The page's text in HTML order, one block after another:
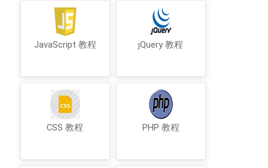
JavaScript 教程 jQuery 教程
CSS 教程 PHP 教程